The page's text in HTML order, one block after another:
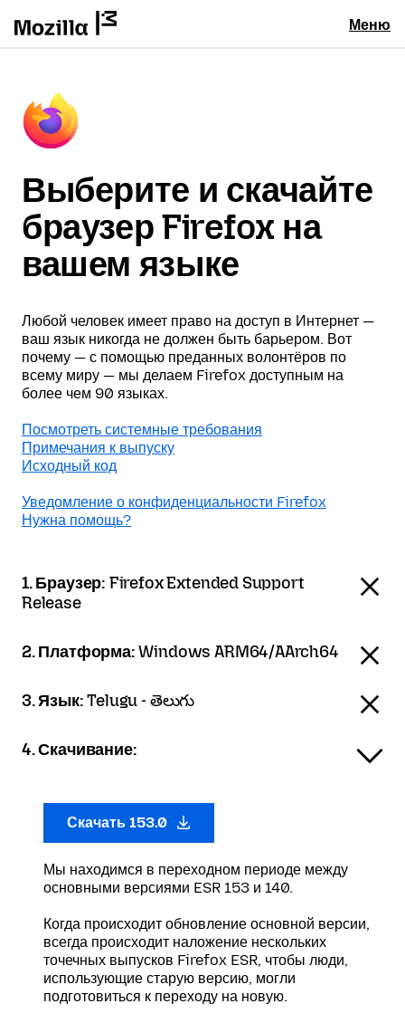
Меню
Выберите и скачайте
браузер Firefox на
вашем языке
Любой человек имеет право на доступ в Интернет —
ваш язык никогда не должен быть барьером. Вот
почему — с помощью преданных волонтёров по
всему миру — мы делаем Firefox доступным на
более чем 90 языках.
Посмотреть системные требования
Примечания к выпуску
Исходный код
Уведомление о конфиденциальности Firefox
Нужна помощь?
1. Браузер: Firefox Extended Support
Release
2. Платформа:Windows ARM64/AArch64
3. Язык:Telugu - తెలుగు
4. Скачивание:
Скачать 153.0
Мы находимся в переходном периоде между
основными версиями ESR 153 и 140.
Когда происходит обновление основной версии,
всегда происходит наложение нескольких
точечных выпусков Firefox ESR, чтобы люди,
использующие старую версию, могли
подготовиться к переходу на новую.